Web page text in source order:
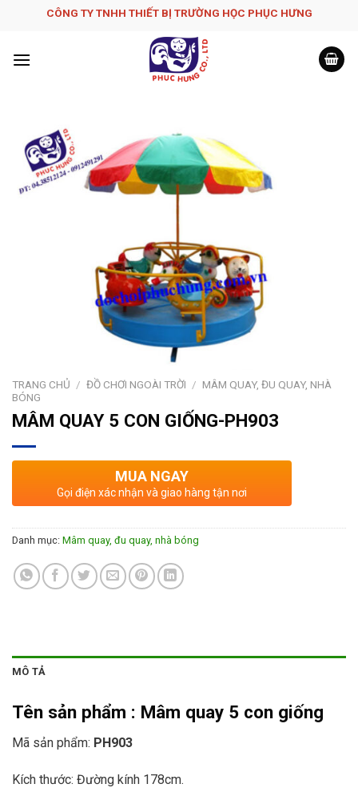
CÔNG TY TNHH THIẾT BỊ TRƯỜNG HỌC PHỤC H­ƯNG
TRANG CHỦ / ĐỒ CHƠI NGOÀI TRỜI / MÂM QUAY, ĐU QUAY, NHÀ
BÓNG
MÂM QUAY 5 CON GIỐNG-PH903
MUA NGAY
Gọi điện xác nhận và giao hàng tận nơi
Danh mục: Mâm quay, đu quay, nhà bóng
MÔ TẢ
Tên sản phẩm : Mâm quay 5 con giống
Mã sản phẩm: PH903
Kích thước: Đường kính 178cm.